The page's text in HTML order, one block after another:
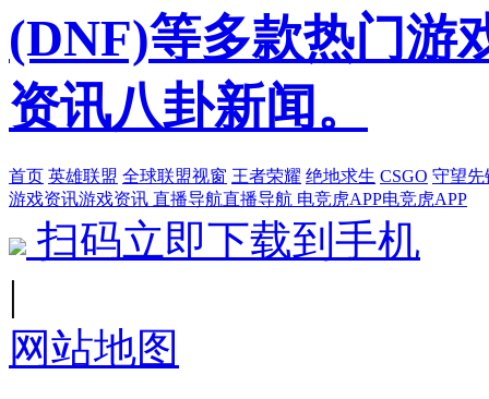
(DNF)等多款热门游
资讯八卦新闻。
首页 英雄联盟 全球联盟视窗 王者荣耀 绝地求生 CSGO 守望先
游戏资讯游戏资讯 直播导航直播导航 电竞虎APP电竞虎APP
扫码立即下载到手机
|
网站地图